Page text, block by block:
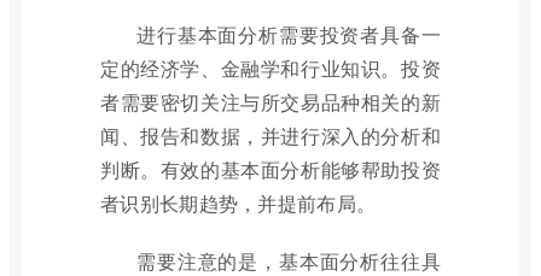
进行基本面分析需要投资者具备一
定的经济学、金融学和行业知识。投资
者需要密切关注与所交易品种相关的新
闻、报告和数据，并进行深入的分析和
判断。有效的基本面分析能够帮助投资
者识别长期趋势，并提前布局。
需要注意的是，基本面分析往往具